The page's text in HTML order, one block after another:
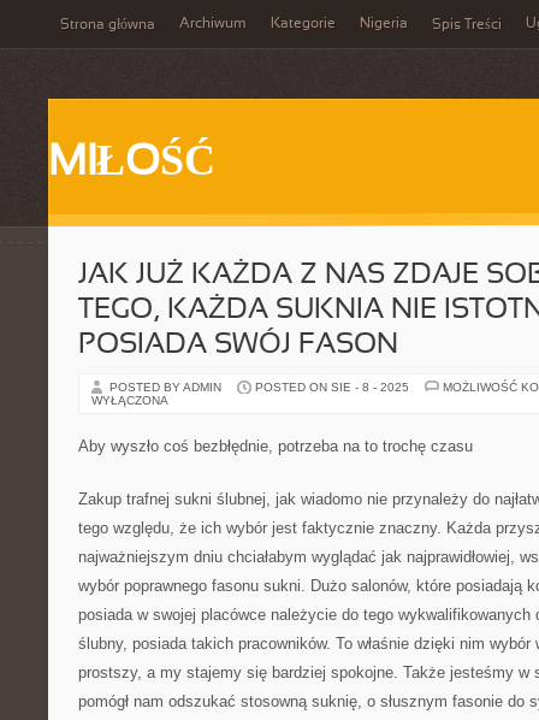
Strona główna Archiwum Kategorie Nigeria Spis Treści
MIŁOŚĆ
JAK JUŻ KAŻDA Z NAS ZDAJE
TEGO, KAŻDA SUKNIA NIE
POSIADA SWÓJ FASON
POSTED BY ADMIN POSTED ON SIE - 8 - 2025
MOŻLIWOŚĆ
WYŁĄCZONA
Aby wyszło coś bezbłędnie, potrzeba na to trochę czasu
Zakup trafnej sukni ślubnej, jak wiadomo nie przynależy do
tego względu, że ich wybór jest faktycznie znaczny. Każda
najważniejszym dniu chciałabym wyglądać jak najprawidłowiej,
wybór poprawnego fasonu sukni. Dużo salonów, które posiadają
posiada w swojej placówce należycie do tego wykwalifikowanych
ślubny, posiada takich pracowników. To właśnie dzięki nim
prostszy, a my stajemy się bardziej spokojne. Także jesteśmy w
pomógł nam odszukać stosowną suknię, o słusznym fasonie do